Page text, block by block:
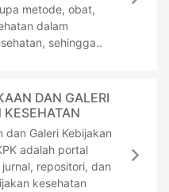
metode, obat,
dalam
sehingga..
DAN GALERI
dan Galeri Kebijakan
adalah portal
repositori, dan
kesehatan